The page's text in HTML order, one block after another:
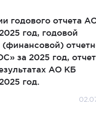
годового отчета
год, годовой
(финансовой)
за 2025 год,
АО КБ
год.